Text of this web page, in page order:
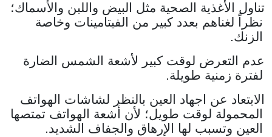
تناول الأغذية الصحية مثل البيض واللبن والأسماك؛
نظراً لغناهم بعدد كبير من الفيتامينات وخاصة
الزنك.
عدم التعرض لوقت كبير لأشعة الشمس الضارة
لفترة زمنية طويلة.
الابتعاد عن اجهاد العين بالنظر لشاشات الهواتف
المحمولة لوقت طويل؛ لأن أشعة الهواتف تمتصها
العين وتسبب لها الإرهاق والجفاف الشديد.